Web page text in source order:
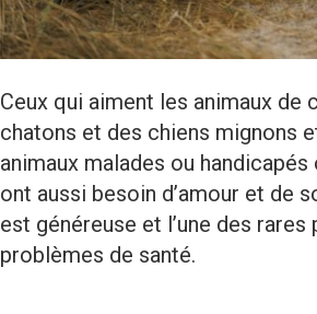
Ceux qui aiment les animaux
chatons et des chiens mignons
animaux malades ou
ont aussi besoin d’amour et de
est généreuse et l’une des
problèmes de santé.